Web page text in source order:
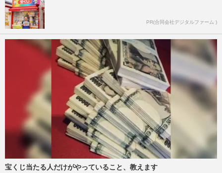
PR(合同会社デジタルファーム )
宝くじ当たる人だけがやっていること、教えます